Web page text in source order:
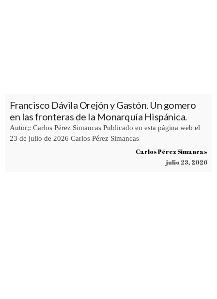
Francisco Dávila Orejón y Gastón. Un gomero
en las fronteras de la Monarquía Hispánica.
Autor;: Carlos Pérez Simancas Publicado en esta página web el
23 de julio de 2026 Carlos Pérez Simancas
Carlos Pérez Simancas
julio 23, 2026